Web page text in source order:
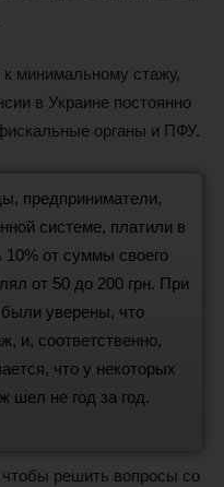
минимальному стажу,
в Украине постоянно
органы и ПФУ.
предприниматели,
системе, платили в
от суммы своего
от 50 до 200 грн. При
уверены, что
и, соответственно,
что у некоторых
шел не год за год.
решить вопросы со